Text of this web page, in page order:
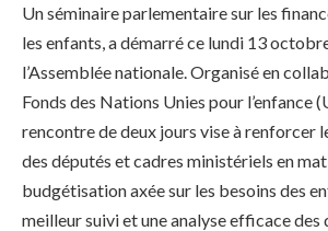
Un séminaire parlementaire sur les
les enfants, a démarré ce lundi 13
l’Assemblée nationale. Organisé en
Fonds des Nations Unies pour l’enfance
rencontre de deux jours vise à renforcer
des députés et cadres ministériels en
budgétisation axée sur les besoins des
meilleur suivi et une analyse efficace des